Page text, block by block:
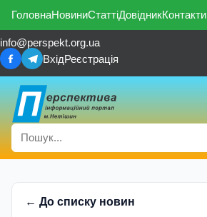
ГоловнаНовиниСтаттіДовідникКонтакти
info@perspekt.org.ua
ВхідРеєстрація
← До списку новин